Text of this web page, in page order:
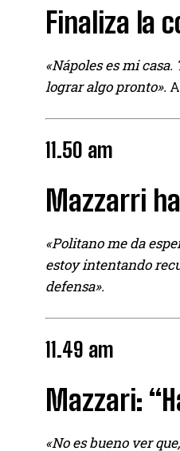
Finaliza la
«Nápoles es mi
lograr algo pronto».
11.50 am
Mazzarri
«Politano me da
estoy intentando
defensa».
11.49 am
Mazzari:
«No es bueno ver